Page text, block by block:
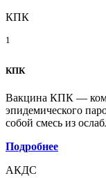
КПК
1
КПК
Вакцина КПК —
эпидемического
собой смесь из
Подробнее
АКДС